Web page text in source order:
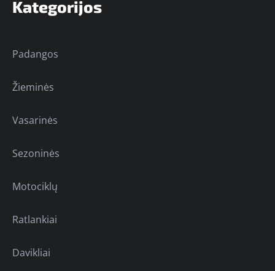
Kategorijos
Padangos
Žieminės
Vasarinės
Sezoninės
Motociklų
Ratlankiai
Davikliai